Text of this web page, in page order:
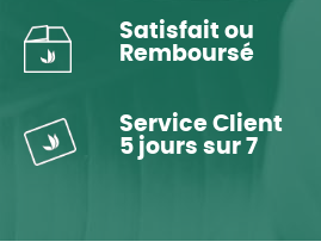
Satisfait ou
Remboursé
Service Client
5 jours sur 7